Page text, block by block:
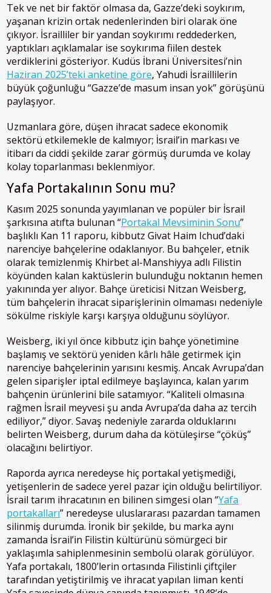
Tek ve net bir faktör olmasa da, Gazze’deki soykırım,
yaşanan krizin ortak nedenlerinden biri olarak öne
çıkıyor. İsrailliler bir yandan soykırımı reddederken,
yaptıkları açıklamalar ise soykırıma fiilen destek
verdiklerini gösteriyor. Kudüs İbrani Üniversitesi’nin
Haziran 2025’teki anketine göre, Yahudi İsraillilerin
büyük çoğunluğu “Gazze’de masum insan yok” görüşünü
paylaşıyor.
Uzmanlara göre, düşen ihracat sadece ekonomik
sektörü etkilemekle de kalmıyor; İsrail’in markası ve
itibarı da ciddi şekilde zarar görmüş durumda ve kolay
kolay toparlanması beklenmiyor.
Yafa Portakalının Sonu mu?
Kasım 2025 sonunda yayımlanan ve popüler bir İsrail
şarkısına atıfta bulunan “Portakal Mevsiminin Sonu”
başlıklı Kan 11 raporu, kibbutz Givat Haim Ichud’daki
narenciye bahçelerine odaklanıyor. Bu bahçeler, etnik
olarak temizlenmiş Khirbet al-Manshiyya adlı Filistin
köyünden kalan kaktüslerin bulunduğu noktanın hemen
yakınında yer alıyor. Bahçe üreticisi Nitzan Weisberg,
tüm bahçelerin ihracat siparişlerinin olmaması nedeniyle
sökülme riskiyle karşı karşıya olduğunu söylüyor.
Weisberg, iki yıl önce kibbutz için bahçe yönetimine
başlamış ve sektörü yeniden kârlı hâle getirmek için
narenciye bahçelerinin yarısını kesmiş. Ancak Avrupa’dan
gelen siparişler iptal edilmeye başlayınca, kalan yarım
bahçenin ürünlerini bile satamıyor. “Kaliteli olmasına
rağmen İsrail meyvesi şu anda Avrupa’da daha az tercih
ediliyor,” diyor. Savaş nedeniyle zararda olduklarını
belirten Weisberg, durum daha da kötüleşirse “çöküş”
olacağını belirtiyor.
Raporda ayrıca neredeyse hiç portakal yetişmediği,
yetişenlerin de sadece yerel pazar için olduğu belirtiliyor.
İsrail tarım ihracatının en bilinen simgesi olan “Yafa
portakalları” neredeyse uluslararası pazardan tamamen
silinmiş durumda. İronik bir şekilde, bu marka aynı
zamanda İsrail’in Filistin kültürünü sömürgeci bir
yaklaşımla sahiplenmesinin sembolü olarak görülüyor.
Yafa portakalı, 1800’lerin ortasında Filistinli çiftçiler
tarafından yetiştirilmiş ve ihracat yapılan liman kenti